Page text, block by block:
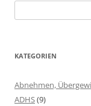
nach:
KATEGORIEN
Abnehmen,
ADHS(9)